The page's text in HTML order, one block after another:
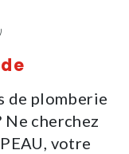
de plomberie
Ne cherchez
votre